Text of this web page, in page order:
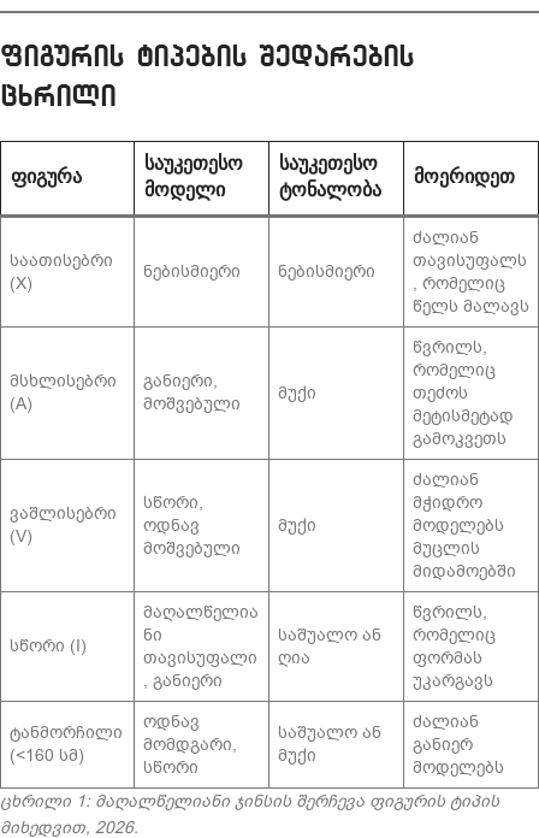
ფიგურის ტიპების შედარების
ცხრილი
ᲤᲘᲒᲣᲠᲐ
ᲡᲐᲣᲙᲔᲗᲔᲡᲝ
ᲛᲝᲓᲔᲚᲘ
ᲡᲐᲣᲙᲔᲗᲔᲡᲝ
ᲢᲝᲜᲐᲚᲝᲑᲐ
ᲛᲝᲔᲠᲘᲓᲔᲗ
საათისებრი
(X)
ნებისმიერი ნებისმიერი
ძალიან
თავისუფალს
, რომელიც
წელს მალავს
მსხლისებრი
(A)
განიერი,
მოშვებული
მუქი
წვრილს,
რომელიც
თეძოს
მეტისმეტად
გამოკვეთს
ვაშლისებრი
(V)
სწორი,
ოდნავ
მოშვებული
მუქი
ძალიან
მჭიდრო
მოდელებს
მუცლის
მიდამოებში
სწორი (I)
მაღალწელია
ნი
თავისუფალი
, განიერი
საშუალო ან
ღია
წვრილს,
რომელიც
ფორმას
უკარგავს
ტანმორჩილი
(<160 სმ)
ოდნავ
მომდგარი,
სწორი
საშუალო ან
მუქი
ძალიან
განიერ
მოდელებს
ცხრილი 1: მაღალწელიანი ჯინსის შერჩევა ფიგურის ტიპის
მიხედვით, 2026.